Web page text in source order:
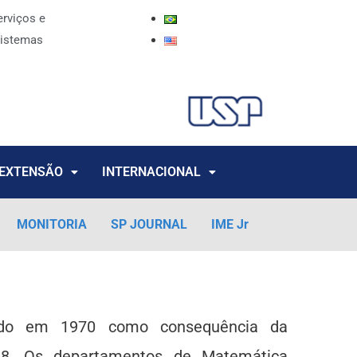
e
EXTENSÃO INTERNACIONAL
MONITORIA SP JOURNAL IME Jr
em 1970 como consequência da